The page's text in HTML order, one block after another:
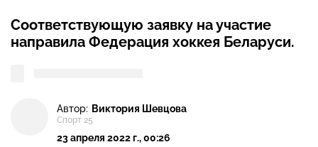
Соответствующую заявку на участие
направила Федерация хоккея Беларуси.
Автор: Виктория Шевцова
Спорт 25
23 апреля 2022 г., 00:26